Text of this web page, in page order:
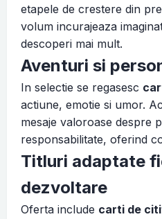
etapele de crestere din
volum incurajeaza
descoperi mai mult.
Aventuri si
In selectie se regasesc
actiune, emotie si umor.
mesaje valoroase despre
responsabilitate, oferind
Titluri adaptate
dezvoltare
Oferta include carti de